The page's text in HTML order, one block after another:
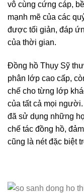
vô cùng cứng cáp,
mạnh mẽ của các
được tối giản, đáp
của thời gian.
Đồng hồ Thụy Sỹ
phân lớp cao cấp,
chế cho từng lớp
của tất cả mọi
đã sử dụng những
chế tác đồng hồ,
cũng là nét đặc biệt